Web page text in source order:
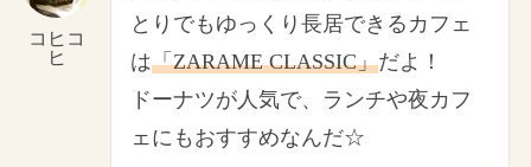
コヒコ
ヒ
とりでもゆっくり長居できるカフェ
は「ZARAME CLASSIC」だよ！
ドーナツが人気で、ランチや夜カフ
ェにもおすすめなんだ☆